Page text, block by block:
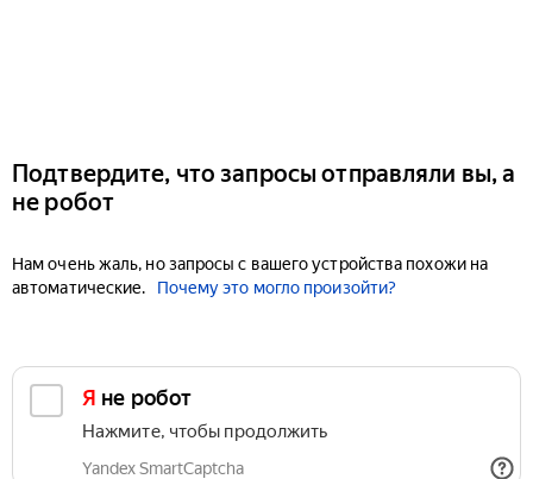
Подтвердите, что запросы отправляли вы, а
не робот
Нам очень жаль, но запросы с вашего устройства похожи на
автоматические.
Почему это могло произойти?
Я не робот
Нажмите, чтобы продолжить
Yandex SmartCaptcha